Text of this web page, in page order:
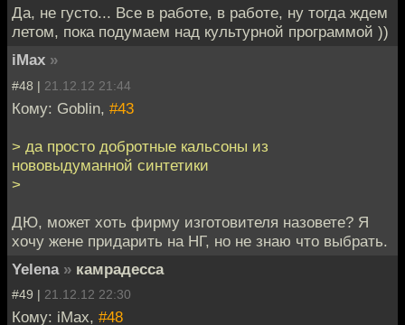
Да, не густо... Все в работе, в работе, ну тогда ждем
летом, пока подумаем над культурной программой ))
iMax »
#48 | 21.12.12 21:44
Кому: Goblin, #43
> да просто добротные кальсоны из
нововыдуманной синтетики
>
ДЮ, может хоть фирму изготовителя назовете? Я
хочу жене придарить на НГ, но не знаю что выбрать.
Yelena » камрадесса
#49 | 21.12.12 22:30
Кому: iMax, #48